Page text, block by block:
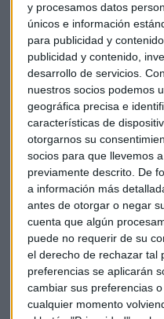
y procesamos datos
únicos e información
para publicidad y
publicidad y contenido,
desarrollo de servicios.
nuestros socios podemos
geográfica precisa e
características de
otorgarnos su
socios para que llevemos
previamente descrito. De
a información más
antes de otorgar o negar
cuenta que algún
puede no requerir de su
el derecho de rechazar tal
preferencias se aplicarán
cambiar sus preferencias
cualquier momento
Australia también ha
Tinto, hoy es BHP Billiton.
producción de hierro en 10
237 millones. Se ha visto
de su filial en Brasil,
Y varios países asiáticos
de la clase en un informe
capacidad de los países
los tres primeros lugares:
Son capaces de enviar su
aprender idiomas y
dispuestos a atraer
extranjeros. Otros
surgiendo ahora, según la
Corea del Sur. China